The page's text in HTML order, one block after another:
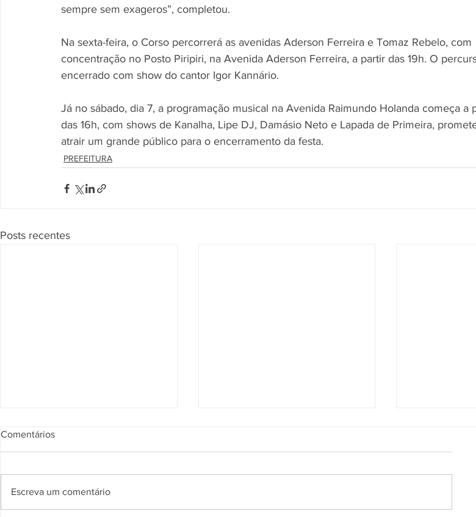
sempre sem exageros”, completou.
Na sexta-feira, o Corso percorrerá as avenidas Aderson Ferreira e Tomaz Rebelo, com
concentração no Posto Piripiri, na Avenida Aderson Ferreira, a partir das 19h. O
encerrado com show do cantor Igor Kannário.
Já no sábado, dia 7, a programação musical na Avenida Raimundo Holanda começa a
das 16h, com shows de Kanalha, Lipe DJ, Damásio Neto e Lapada de Primeira,
atrair um grande público para o encerramento da festa.
PREFEITURA
Posts recentes
Comentários
Escreva um comentário